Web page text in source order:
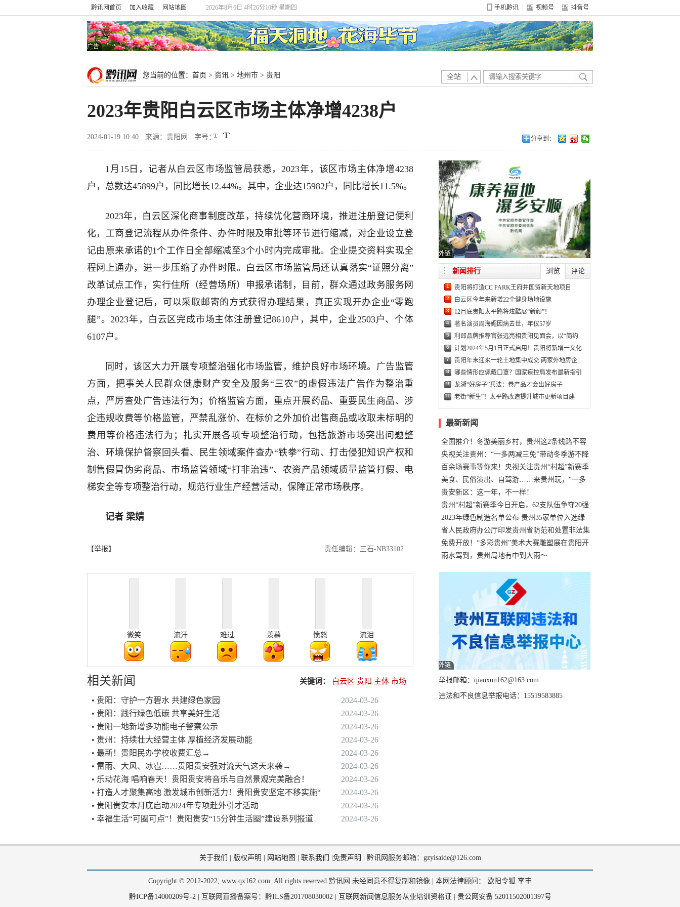
黔讯网首页 加入收藏 网站地图 2026年8月6日 4时26分10秒 星期四 手机黔讯 视频号 抖音号
广告
您当前的位置： 首页 > 资讯 > 地州市 > 贵阳 全站
2023年贵阳白云区市场主体净增4238户
2024-01-19 10:40 来源：贵阳网 字号： 分享到：
1月15日，记者从白云区市场监管局获悉，2023年，该区市场主体净增4238
户，总数达45899户，同比增长12.44%。其中，企业达15982户，同比增长11.5%。
2023年，白云区深化商事制度改革，持续优化营商环境，推进注册登记便利
化，工商登记流程从办件条件、办件时限及审批等环节进行缩减，对企业设立登
记由原来承诺的1个工作日全部缩减至3个小时内完成审批。企业提交资料实现全
程网上通办，进一步压缩了办件时限。白云区市场监管局还认真落实“证照分离”
改革试点工作，实行住所（经营场所）申报承诺制，目前，群众通过政务服务网
办理企业登记后，可以采取邮寄的方式获得办理结果，真正实现开办企业“零跑
腿”。2023年，白云区完成市场主体注册登记8610户，其中，企业2503户、个体
6107户。
同时，该区大力开展专项整治强化市场监管，维护良好市场环境。广告监管
方面，把事关人民群众健康财产安全及服务“三农”的虚假违法广告作为整治重
点，严厉查处广告违法行为；价格监管方面，重点开展药品、重要民生商品、涉
企违规收费等价格监管，严禁乱涨价、在标价之外加价出售商品或收取未标明的
费用等价格违法行为；扎实开展各项专项整治行动，包括旅游市场突出问题整
治、环境保护督察回头看、民生领域案件查办“铁拳”行动、打击侵犯知识产权和
制售假冒伪劣商品、市场监管领域“打非治违”、农资产品领域质量监管打假、电
梯安全等专项整治行动，规范行业生产经营活动，保障正常市场秩序。
记者 梁婧
【举报】 责任编辑：三石-NB33102
微笑 流汗 难过 羡慕 愤怒 流泪
相关新闻 关键词： 白云区 贵阳 主体 市场
• 贵阳：守护一方碧水 共建绿色家园
2024-03-26
• 贵阳：践行绿色低碳 共享美好生活
2024-03-26
• 贵阳一地新增多功能电子警察公示
2024-03-26
• 贵州：持续壮大经营主体 厚植经济发展动能
2024-03-26
• 最新！贵阳民办学校收费汇总→
2024-03-26
• 雷雨、大风、冰雹……贵阳贵安强对流天气这天来袭→
2024-03-26
• 乐动花海 唱响春天！贵阳贵安将音乐与自然景观完美融合！
2024-03-26
• 打造人才聚集高地 激发城市创新活力！贵阳贵安坚定不移实施“
2024-03-26
• 贵阳贵安本月底启动2024年专项赴外引才活动
2024-03-26
• 幸福生活“可圈可点”！贵阳贵安“15分钟生活圈”建设系列报道
2024-03-26
外链
浏览 评论
新闻排行
1 贵阳将打造CC PARK王府井国贸新天地项目
2 白云区今年来新增22个健身场地设施
3 12月底贵阳太平路将炫酷展“新颜”！
4 著名演员周海媚因病去世，年仅57岁
5 利郎品牌推荐官张远亮相贵阳见面会，以“简约
6 计划2024年5月1日正式启用！贵阳将新增一文化
7 贵阳年末迎来一轮土地集中成交 两家外地房企
8 哪些情形应佩戴口罩？国家疾控局发布最新指引
9 龙湖“好房子”兵法：卷产品才会出好房子
10 老街“新生”！太平路改造提升城市更新项目建
最新新闻
全国推介！冬游美丽乡村，贵州这2条线路不容
错过
央视关注贵州：“一多两减三免”带动冬季游不降
温
百余场赛事等你来！央视关注贵州“村超”新赛季
正式“打响”
美食、民俗演出、自驾游……来贵州玩，“一多
两减三免”！
贵安新区：这一年，不一样！
贵州“村超”新赛季今日开启，62支队伍争夺20强
名额
2023年绿色制造名单公布 贵州35家单位入选绿
色工厂
省人民政府办公厅印发贵州省防范和处置非法集
资工作实施细则
免费开放！“多彩贵州”美术大赛雕塑展在贵阳开
展，持续至1月19日
雨水驾到，贵州局地有中到大雨～
外链
举报邮箱：qianxun162@163.com
违法和不良信息举报电话：15519583885
关于我们 版权声明 网站地图 联系我们 免责声明 黔讯网服务邮箱：gzyisaide@126.com
Copyright © 2012-2022, www.qx162.com. All rights reserved.黔讯网 未经同意不得复制和镜像 | 本网法律顾问： 欧阳令狐 李丰
黔ICP备14000209号-2| 互联网直播备案号：黔ILS备201708030002 | 互联网新闻信息服务从业培训资格证 贵公网安备 52011502001397号